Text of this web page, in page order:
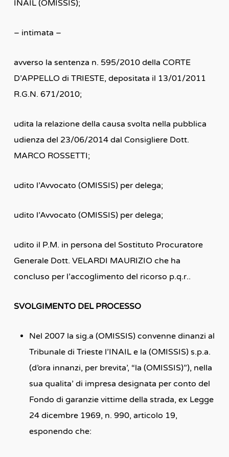
INAIL (OMISSIS);
– intimata –
avverso la sentenza n. 595/2010 della CORTE
D’APPELLO di TRIESTE, depositata il 13/01/2011
R.G.N. 671/2010;
udita la relazione della causa svolta nella pubblica
udienza del 23/06/2014 dal Consigliere Dott.
MARCO ROSSETTI;
udito l’Avvocato (OMISSIS) per delega;
udito l’Avvocato (OMISSIS) per delega;
udito il P.M. in persona del Sostituto Procuratore
Generale Dott. VELARDI MAURIZIO che ha
concluso per l’accoglimento del ricorso p.q.r..
SVOLGIMENTO DEL PROCESSO
Nel 2007 la sig.a (OMISSIS) convenne dinanzi al
Tribunale di Trieste l’INAIL e la (OMISSIS) s.p.a.
(d’ora innanzi, per brevita’, “la (OMISSIS)”), nella
sua qualita’ di impresa designata per conto del
Fondo di garanzie vittime della strada, ex Legge
24 dicembre 1969, n. 990, articolo 19,
esponendo che: